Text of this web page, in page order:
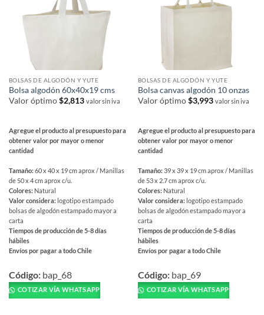
página
producto
producto
BOLSAS DE ALGODÓN Y YUTE
Bolsa algodón 60x40x19 cms
Valor óptimo$2,813 valor sin iva
Agregue el producto al presupuesto para
obtener valor por mayor o menor
cantidad
Tamaño:60 x 40 x 19 cm aprox / Manillas
de 50 x 4 cm aprox c/u.
Colores: Natural
Valor considera: logotipo estampado
bolsas de algodón estampado mayor a
carta
Tiempos de producción de 5-8 días
hábiles
Envíos por pagar a todo Chile
producto
tiene
múltiples
Código: bap_68
COTIZAR VÍA WHATSAPP
BOLSAS DE ALGODÓN Y YUTE
Bolsa canvas algodón 10 onzas
Valor óptimo$3,993 valor sin iva
Agregue el producto al presupuesto para
obtener valor por mayor o menor
cantidad
Tamaño:39 x 39 x 19 cm aprox / Manillas
de 53 x 2.7 cm aprox c/u.
Colores: Natural
Valor considera: logotipo estampado
bolsas de algodón estampado mayor a
carta
Tiempos de producción de 5-8 días
hábiles
Envíos por pagar a todo Chile
producto
tiene
múltiples
Código: bap_69
COTIZAR VÍA WHATSAPP